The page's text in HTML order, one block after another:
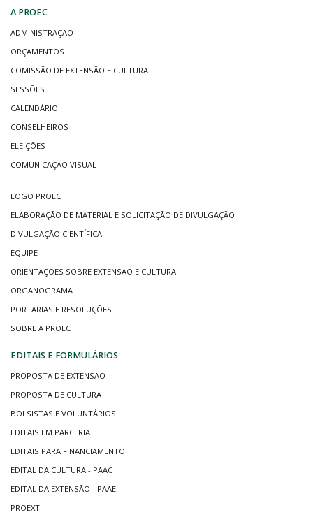
A PROEC
ADMINISTRAÇÃO
ORÇAMENTOS
COMISSÃO DE EXTENSÃO E CULTURA
SESSÕES
CALENDÁRIO
CONSELHEIROS
ELEIÇÕES
COMUNICAÇÃO VISUAL
LOGO PROEC
ELABORAÇÃO DE MATERIAL E SOLICITAÇÃO DE DIVULGAÇÃO
DIVULGAÇÃO CIENTÍFICA
EQUIPE
ORIENTAÇÕES SOBRE EXTENSÃO E CULTURA
ORGANOGRAMA
PORTARIAS E RESOLUÇÕES
SOBRE A PROEC
EDITAIS E FORMULÁRIOS
PROPOSTA DE EXTENSÃO
PROPOSTA DE CULTURA
BOLSISTAS E VOLUNTÁRIOS
EDITAIS EM PARCERIA
EDITAIS PARA FINANCIAMENTO
EDITAL DA CULTURA - PAAC
EDITAL DA EXTENSÃO - PAAE
PROEXT